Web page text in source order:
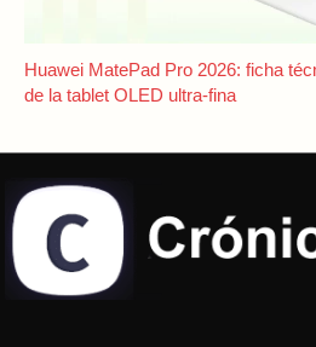
Huawei MatePad Pro 2026: ficha
de la tablet OLED ultra-fina